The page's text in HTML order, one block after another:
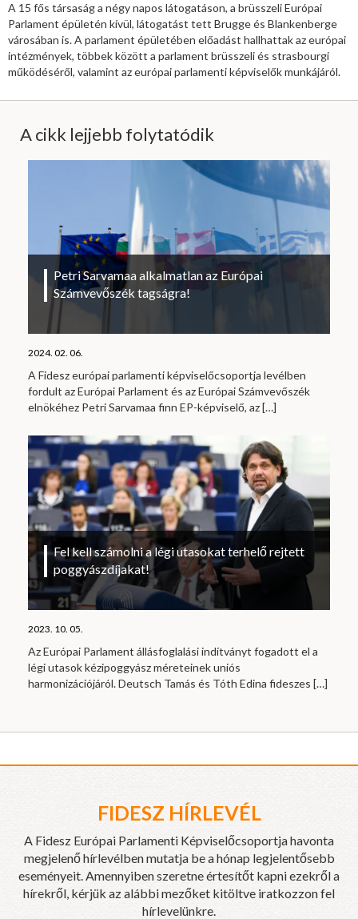
A 15 fős társaság a négy napos látogatáson, a brüsszeli Európai
Parlament épületén kívül, látogatást tett Brugge és Blankenberge
városában is. A parlament épületében előadást hallhattak az európai
intézmények, többek között a parlament brüsszeli és strasbourgi
működéséről, valamint az európai parlamenti képviselők munkájáról.
A cikk lejjebb folytatódik
Petri Sarvamaa alkalmatlan az Európai
Számvevőszék tagságra!
2024. 02. 06.
A Fidesz európai parlamenti képviselőcsoportja levélben
fordult az Európai Parlament és az Európai Számvevőszék
elnökéhez Petri Sarvamaa finn EP-képviselő, az[…]
Fel kell számolni a légi utasokat terhelő rejtett
poggyászdíjakat!
2023. 10. 05.
Az Európai Parlament állásfoglalási indítványt fogadott el a
légi utasok kézipoggyász méreteinek uniós
harmonizációjáról. Deutsch Tamás és Tóth Edina fideszes […]
FIDESZ HÍRLEVÉL
A Fidesz Európai Parlamenti Képviselőcsoportja havonta
megjelenő hírlevélben mutatja be a hónap legjelentősebb
eseményeit. Amennyiben szeretne értesítőt kapni ezekről a
hírekről, kérjük az alábbi mezőket kitöltve iratkozzon fel
hírlevelünkre.